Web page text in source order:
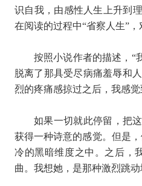
识自我，由感性人生上升到
在阅读的过程中“省察人生”
按照小说作者的描述，“
脱离了那具受尽病痛羞辱和
烈的疼痛感掠过之后，我感
如果一切就此停留，把
获得一种诗意的感觉。但是
冷的黑暗维度之中。之后，
曲。我想她，是那种激烈跳